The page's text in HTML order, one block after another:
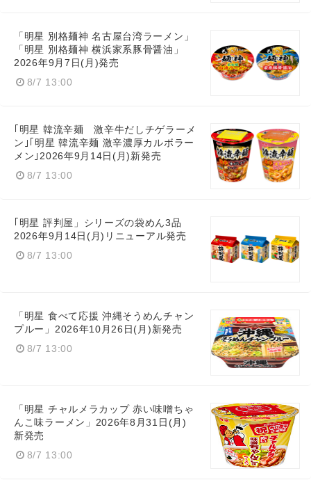
「明星 別格麺神 名古屋台湾ラーメン」
「明星 別格麺神 横浜家系豚骨醤油」
2026年9月7日(月)発売
8/7 13:00
｢明星 韓流辛麺 激辛牛だしチゲラーメ
ン｣｢明星 韓流辛麺 激辛濃厚カルボラー
メン｣2026年9月14日(月)新発売
8/7 13:00
｢明星 評判屋」シリーズの袋めん3品
2026年9月14日(月)リニューアル発売
8/7 13:00
「明星 食べて応援 沖縄そうめんチャン
プルー」2026年10月26日(月)新発売
8/7 13:00
「明星 チャルメラカップ 赤い味噌ちゃ
んこ味ラーメン」2026年8月31日(月)
新発売
8/7 13:00